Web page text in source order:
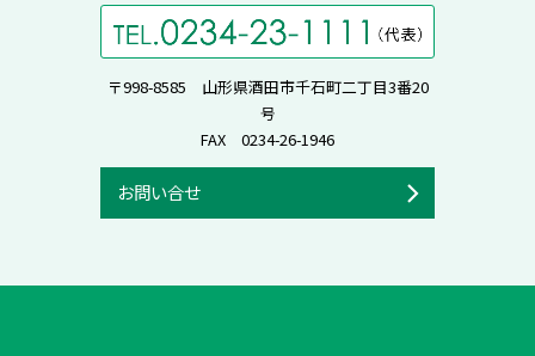
〒998-8585 山形県酒田市千石町二丁目3番20
号
FAX 0234-26-1946
お問い合せ